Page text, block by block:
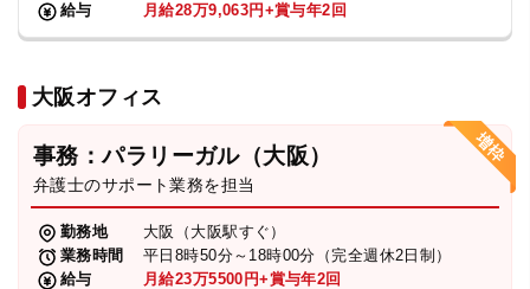
給与
月給28万9,063円+賞与年2回
大阪オフィス
事務：パラリーガル（大阪）
弁護士のサポート業務を担当
勤務地
大阪（大阪駅すぐ）
業務時間
平日8時50分～18時00分（完全週休2日制）
給与
月給23万5500円+賞与年2回